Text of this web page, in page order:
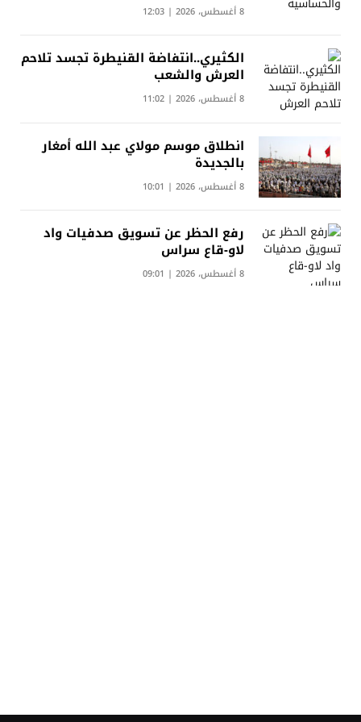
8 أغسطس، 2026 | 12:03
الكثيري..انتفاضة القنيطرة تجسد تلاحم
العرش والشعب
8 أغسطس، 2026 | 11:02
انطلاق موسم مولاي عبد الله أمغار
بالجديدة
8 أغسطس، 2026 | 10:01
رفع الحظر عن تسويق صدفيات واد
لاو-قاع سراس
8 أغسطس، 2026 | 09:01